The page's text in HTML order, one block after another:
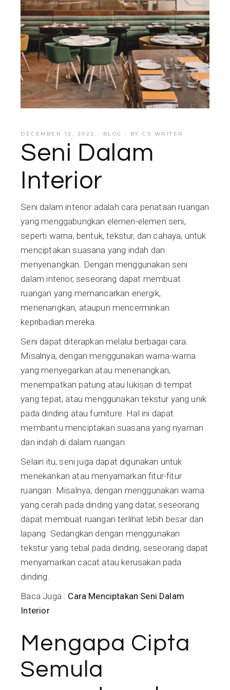
DECEMBER 12, 2022 BLOG BYCS WRITER
Seni Dalam
Interior
Seni dalam interior adalah cara penataan ruangan
yang menggabungkan elemen-elemen seni,
seperti warna, bentuk, tekstur, dan cahaya, untuk
menciptakan suasana yang indah dan
menyenangkan. Dengan menggunakan seni
dalam interior, seseorang dapat membuat
ruangan yang memancarkan energik,
menenangkan, ataupun mencerminkan
kepribadian mereka.
Seni dapat diterapkan melalui berbagai cara.
Misalnya, dengan menggunakan warna-warna
yang menyegarkan atau menenangkan,
menempatkan patung atau lukisan di tempat
yang tepat, atau menggunakan tekstur yang unik
pada dinding atau furniture. Hal ini dapat
membantu menciptakan suasana yang nyaman
dan indah di dalam ruangan.
Selain itu, seni juga dapat digunakan untuk
menekankan atau menyamarkan fitur-fitur
ruangan. Misalnya, dengan menggunakan warna
yang cerah pada dinding yang datar, seseorang
dapat membuat ruangan terlihat lebih besar dan
lapang. Sedangkan dengan menggunakan
tekstur yang tebal pada dinding, seseorang dapat
menyamarkan cacat atau kerusakan pada
dinding.
Baca Juga : Cara Menciptakan Seni Dalam
Interior
Mengapa Cipta
Semula